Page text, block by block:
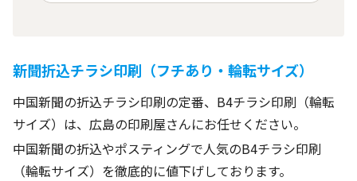
新聞折込チラシ印刷（フチあり・輪転サイズ）
中国新聞の折込チラシ印刷の定番、B4チラシ印刷（輪転
サイズ）は、広島の印刷屋さんにお任せください。
中国新聞の折込やポスティングで人気のB4チラシ印刷
（輪転サイズ）を徹底的に値下げしております。